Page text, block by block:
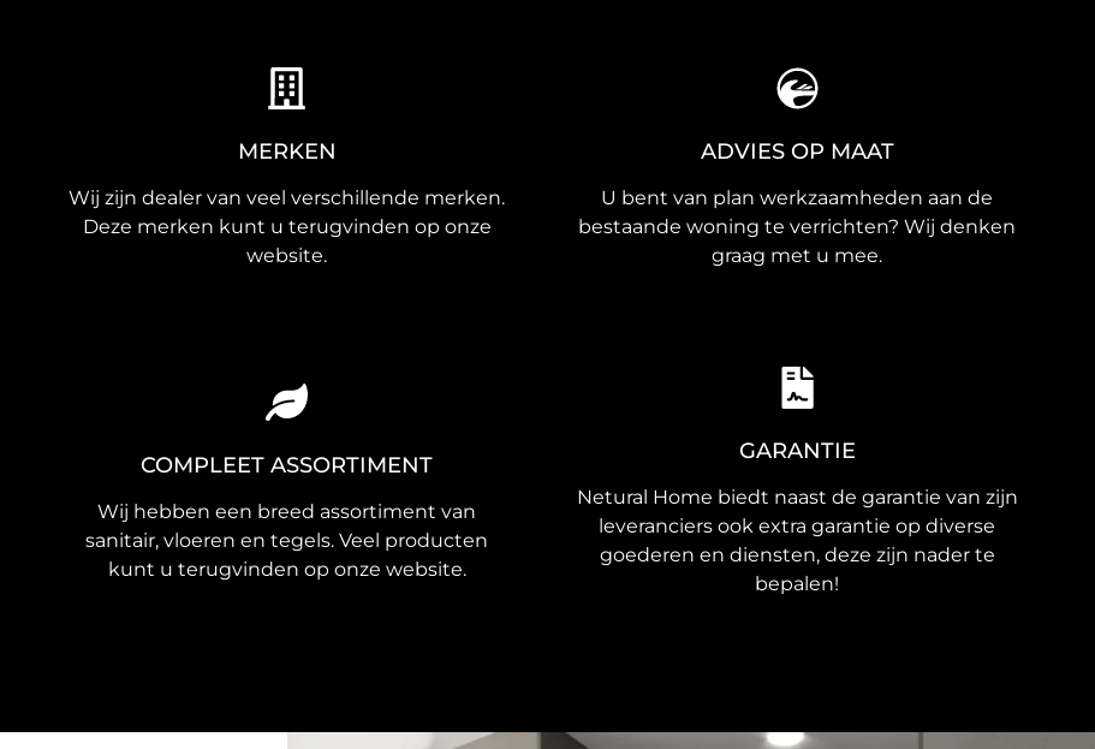
MERKEN
Wij zijn dealer van veel verschillende merken.
Deze merken kunt u terugvinden op onze
website.
ADVIES OP MAAT
U bent van plan werkzaamheden aan de
bestaande woning te verrichten? Wij denken
graag met u mee.
COMPLEET ASSORTIMENT
Wij hebben een breed assortiment van
sanitair, vloeren en tegels. Veel producten
kunt u terugvinden op onze website.
GARANTIE
Netural Home biedt naast de garantie van zijn
leveranciers ook extra garantie op diverse
goederen en diensten, deze zijn nader te
bepalen!